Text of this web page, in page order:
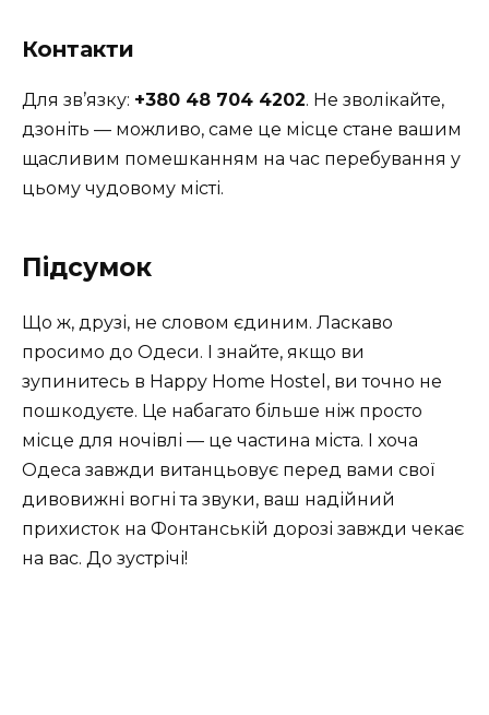
Контакти
Для зв’язку: +380 48 704 4202. Не зволікайте,
дзоніть — можливо, саме це місце стане вашим
щасливим помешканням на час перебування у
цьому чудовому місті.
Підсумок
Що ж, друзі, не словом єдиним. Ласкаво
просимо до Одеси. І знайте, якщо ви
зупинитесь в Happy Home Hostel, ви точно не
пошкодуєте. Це набагато більше ніж просто
місце для ночівлі — це частина міста. І хоча
Одеса завжди витанцьовує перед вами свої
дивовижні вогні та звуки, ваш надійний
прихисток на Фонтанській дорозі завжди чекає
на вас. До зустрічі!